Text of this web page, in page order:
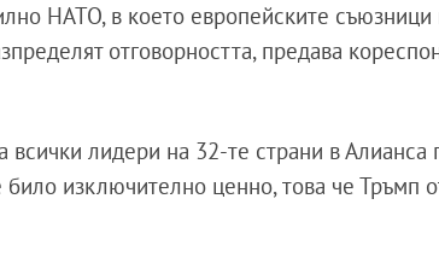
НАТО, в което европейските съюзници
отговорността, предава
всички лидери на 32-те страни в Алианса
било изключително ценно, това че Тръмп